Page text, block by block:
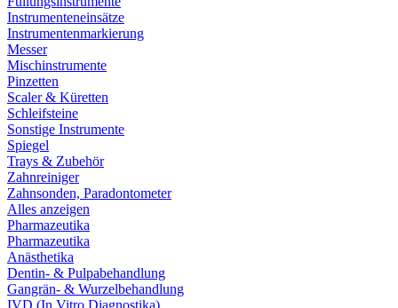
Instrumenteneinsätze
Instrumentenmarkierung
Messer
Mischinstrumente
Pinzetten
Scaler & Küretten
Schleifsteine
Sonstige Instrumente
Spiegel
Trays & Zubehör
Zahnreiniger
Zahnsonden, Paradontometer
Alles anzeigen
Pharmazeutika
Pharmazeutika
Anästhetika
Dentin- & Pulpabehandlung
Gangrän- & Wurzelbehandlung
IVD (In Vitro Diagnostika)